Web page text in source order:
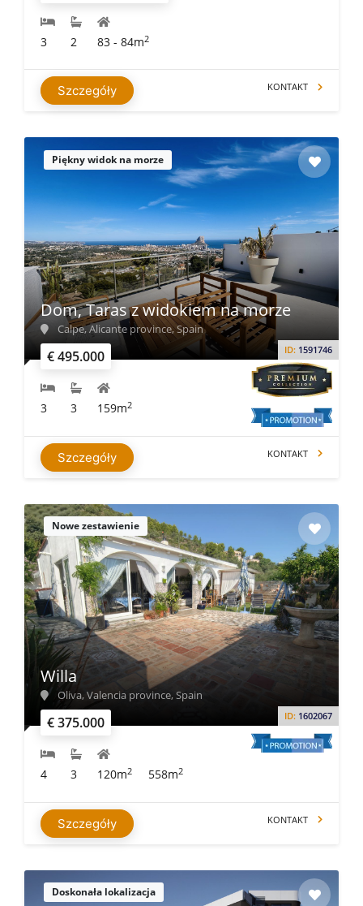
3 2 83 - 84m2
Szczegóły KONTAKT
Piękny widok na morze
€ 495.000 ID: 1591746
Dom, Taras z widokiem na morze
Calpe, Alicante province, Spain
3 3 159m2
Szczegóły KONTAKT
Nowe zestawienie
€ 375.000 ID: 1602067
Willa
Oliva, Valencia province, Spain
4 3 120m2 558m2
Szczegóły KONTAKT
Doskonała lokalizacja